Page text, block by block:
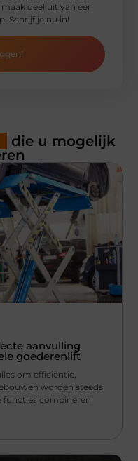
deel uit van een
Schrijf je nu in!
die u mogelijk
aanvulling
goederenlift
om efficiëntie,
worden steeds
functies combineren